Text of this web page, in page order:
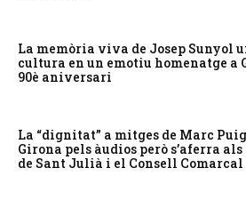
La memòria viva de Josep Sunyol
cultura en un emotiu homenatge a
90è aniversari
La “dignitat” a mitges de Marc
Girona pels àudios però s’aferra
de Sant Julià i el Consell Comarcal